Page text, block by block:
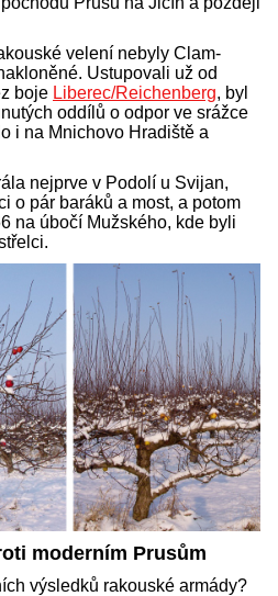
velení nebyly Clam-
Ustupovali už od
boje Liberec/Reichenberg, byl
oddílů o odpor ve srážce
i na Mnichovo Hradiště a
nejprve v Podolí u Svijan,
o pár baráků a most, a potom
na úbočí Mužského, kde byli
moderním Prusům
výsledků rakouské armády?